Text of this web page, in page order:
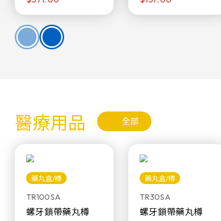
醫療用品 全部
藥丸盒/樽
TR100SA
螺牙鎖帶藥丸樽
藥丸盒/樽
TR30SA
螺牙鎖帶藥丸樽